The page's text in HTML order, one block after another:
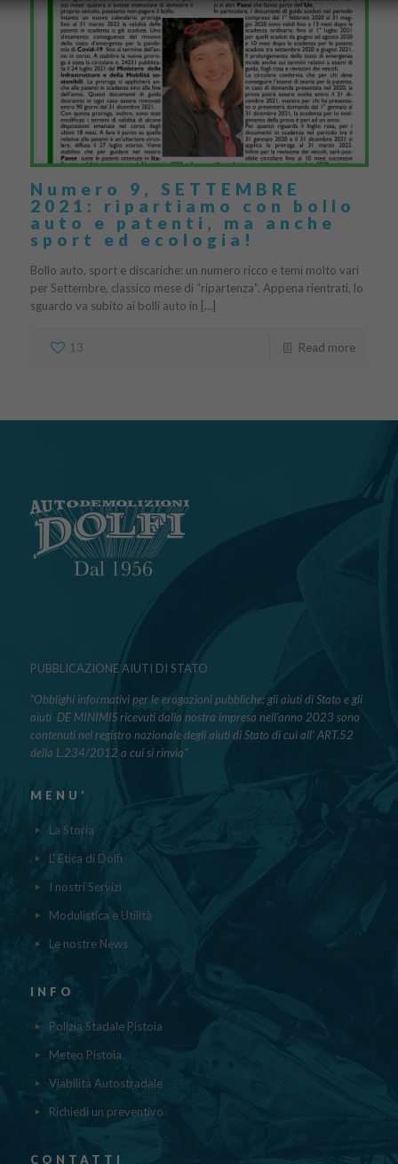
Numero 9, SETTEMBRE
2021: ripartiamo con bollo
auto e patenti, ma anche
sport ed ecologia!
Bollo auto, sport e discariche: un numero ricco e temi molto vari
per Settembre, classico mese di “ripartenza”. Appena rientrati, lo
sguardo va subito ai bolli auto in […]
13 Read more
PUBBLICAZIONE AIUTI DI STATO
“Obblighi informativi per le erogazioni pubbliche: gli aiuti di Stato e gli
aiuti DE MINIMIS ricevuti dalla nostra impresa nell’anno 2023 sono
contenuti nel registro nazionale degli aiuti di Stato di cui all’ ART.52
della L.234/2012 a cui si rinvia“
MENU’
La Storia
L' Etica di Dolfi
I nostri Servizi
Modulistica e Utilità
Le nostre News
INFO
Polizia Stadale Pistoia
Meteo Pistoia
Viabilità Autostradale
Richiedi un preventivo
CONTATTI